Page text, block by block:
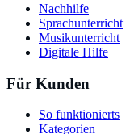
Nachhilfe
Sprachunterricht
Musikunterricht
Digitale Hilfe
Für Kunden
So funktionierts
Kategorien